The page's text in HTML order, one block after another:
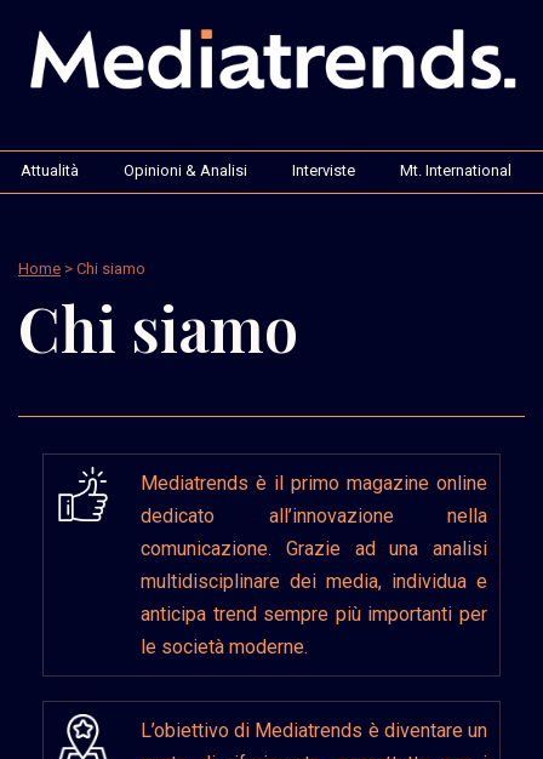
Attualità Opinioni & Analisi Interviste Mt. International
Home > Chi siamo
Chi siamo
Mediatrends è il primo magazine online
dedicato all’innovazione nella
comunicazione. Grazie ad una analisi
multidisciplinare dei media, individua e
anticipa trend sempre più importanti per
le società moderne.
L’obiettivo di Mediatrends è diventare un